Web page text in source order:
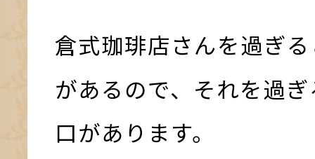
倉式珈琲店さんを過ぎ
があるので、それを過
口があります。